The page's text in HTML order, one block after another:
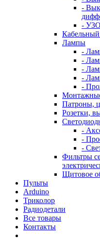
-
- УЗО
Кабельный
Лампы
-
-
-
-
-
Патроны,
Розетки,
-
-
-
Фильтры
Щитовое
Пульты
Arduino
Триколор
Радиодетали
Все товары
Контакты